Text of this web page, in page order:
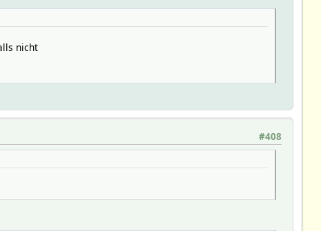
nicht
#408